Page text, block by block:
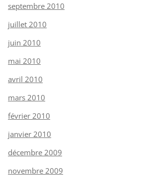
septembre 2010
juillet 2010
juin 2010
mai 2010
avril 2010
mars 2010
février 2010
janvier 2010
décembre 2009
novembre 2009